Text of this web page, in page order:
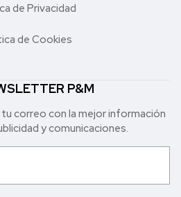
de Privacidad
de Cookies
P&M
correo con la mejor in formación
y comunicaciones.